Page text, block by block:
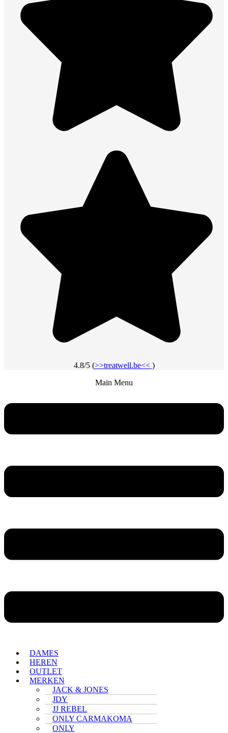
4.8/5 (>>treatwell.be<< )
Main Menu
DAMES
HEREN
OUTLET
MERKEN
JACK & JONES
JDY
JJ REBEL
ONLY CARMAKOMA
ONLY